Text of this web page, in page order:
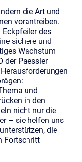
die Art und
vorantreiben.
Eckpfeiler des
sichere und
Wachstum
der Paessler
und
in den
nicht nur die
– sie helfen uns
die
Fortschritt